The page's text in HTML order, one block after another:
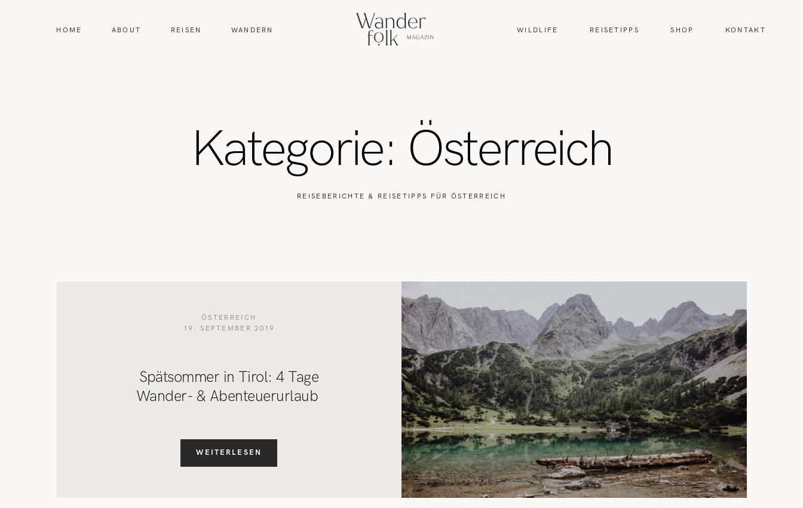
HOME ABOUT REISEN WANDERN WILDLIFE REISETIPPS SHOP KONTAKT
Kategorie: Österreich
REISEBERICHTE & REISETIPPS FÜR ÖSTERREICH
ÖSTERREICH
19. SEPTEMBER 2019
Spätsommer in Tirol: 4 Tage
Wander- & Abenteuerurlaub
WEITERLESEN
REISEN
SHOP
KONTAKT